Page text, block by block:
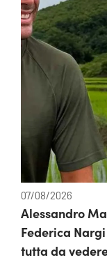
07/08/2026
Alessandro
Federica
tutta da